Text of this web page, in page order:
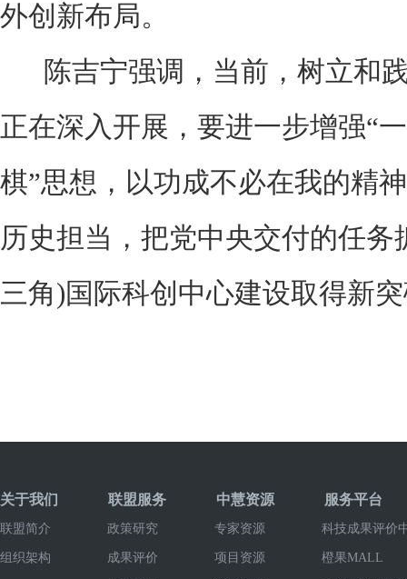
外创新布局。
陈吉宁强调，当前，树立和
正在深入开展，要进一步增强“
棋”思想，以功成不必在我的精
历史担当，把党中央交付的任
三角)国际科创中心建设取得新
关于我们 联盟服务 中慧资源 服务平台
联盟简介
组织架构
政策研究
成果评价
专家资源
项目资源
科技成果评价
橙果MALL